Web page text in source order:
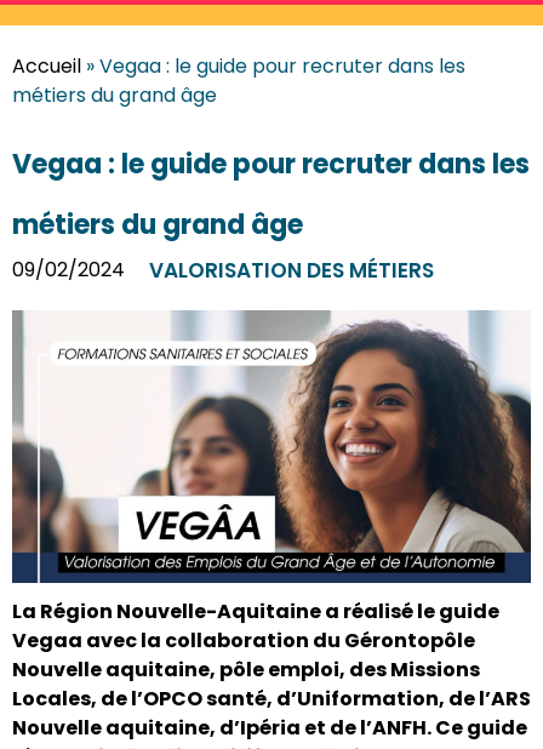
Accueil »Vegaa : le guide pour recruter dans les
métiers du grand âge
Vegaa : le guide pour recruter dans les
métiers du grand âge
09/02/2024 VALORISATION DES MÉTIERS
La Région Nouvelle-Aquitaine a réalisé le guide
Vegaa avec la collaboration du Gérontopôle
Nouvelle aquitaine, pôle emploi, des Missions
Locales, de l’OPCO santé, d’Uniformation, de l’ARS
Nouvelle aquitaine, d’Ipéria et de l’ANFH. Ce guide